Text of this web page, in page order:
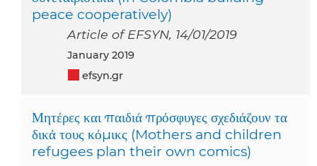
peace cooperatively)
Article of EFSYN, 14/01/2019
January 2019
efsyn.gr
Μητέρες και παιδιά πρόσφυγες σχεδιάζουν τα
δικά τους κόμικς (Mothers and children
refugees plan their own comics)